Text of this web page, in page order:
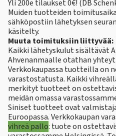
Yli 200e tilaukset 0€! (DB
Muiden tuotteiden
sähköpostiin lähetyksen
käsitelty.
Muuta toimituksiin liittyvää:
Kaikki lähetyskulut sisältävät
Ahvenanmaalle otathan
Verkkokaupassa tuotteilla on
varastostatusta. Kaikki
merkityt tuotteet on
meidän omassa
Siniset tuotteet ovat
Euroopassa. Verkkokaupan
vihreä pallo: tuote on